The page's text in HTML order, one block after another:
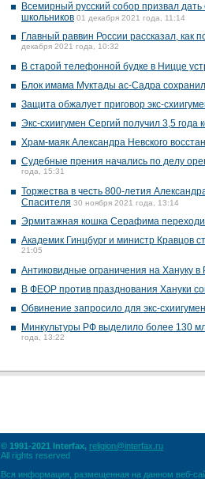
Всемирный русский собор призвал
школьников 01 декабря 2021 года, 11:14
Главный раввин России рассказал, как
декабря 2021 года, 10:32
В старой телефонной будке в Ницце
Блок имама Муктады ас-Садра
Защита обжалует приговор экс-
Экс-схиигумен Сергий получил 3,5 года
Храм-маяк Александра Невского
Судебные прения начались по делу
года, 15:31
Торжества в честь 800-летия
Спасителя 30 ноября 2021 года, 13:14
Эрмитажная кошка Серафима
Академик Гинцбург и министр Кравцов
21:05
Антиковидные ограничения на Хануку
В ФЕОР против празднования Хануки
Обвинение запросило для экс-
Минкультуры РФ выделило более 130
года, 13:22
© 1991-2021 Interfax, religion@interfax.ru
All rights reserved
Вся информация, размещенная на данном веб-